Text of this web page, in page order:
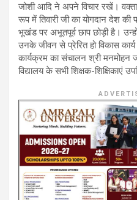
जोशी आदि ने अपने विचार रखें।
रूप में तिवारी जी का योगदान देश
भूखंड पर अभूतपूर्व छाप छोड़ी है।
उनके जीवन से प्रेरित हो विकास
कार्यक्रम का संचालन श्री मनमोहन
विद्यालय के सभी शिक्षक-शिक्षिकाएं